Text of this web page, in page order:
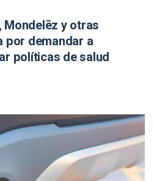
Mondelēz y otras
por demandar a
políticas de salud